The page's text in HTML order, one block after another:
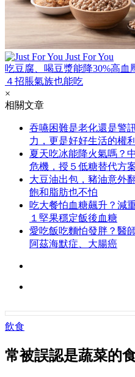
Just For You
吃豆腐、喝豆漿能降30%高血
４招脹氣族也能吃
×
相關文章
吞嚥困難是老化還是警
力，更是好好生活的權利
夏天吃冰能降火氣嗎？
危機，授５低糖替代方
大豆油出包，豬油意外
飽和脂肪也不怕
吃大餐怕血糖飆升？減
１堅果穩定飯後血糖
愛吃飯吃麵怕發胖？醫
阿茲海默症、大腸癌
飲食
常被誤認是蔬菜的